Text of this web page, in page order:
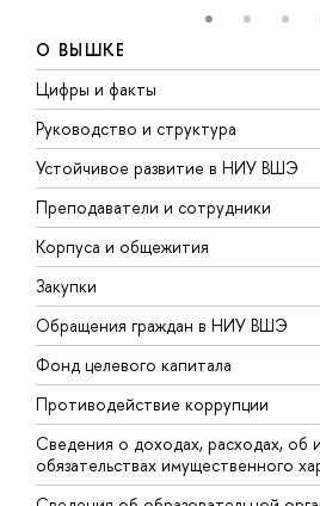
О ВЫШКЕ
Цифры и факты
Руководство и структура
Устойчивое развитие в НИУ ВШЭ
Преподаватели и сотрудники
Корпуса и общежития
Закупки
Обращения граждан в НИУ ВШЭ
Фонд целевого капитала
Противодействие коррупции
Сведения о доходах, расходах, об
обязательствах имущественного